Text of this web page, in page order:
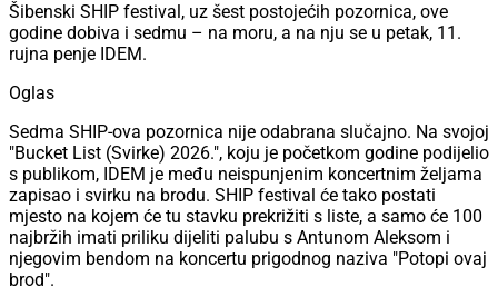
Šibenski SHIP festival, uz šest postojećih pozornica, ove
godine dobiva i sedmu – na moru, a na nju se u petak, 11.
rujna penje IDEM.
Oglas
Sedma SHIP-ova pozornica nije odabrana slučajno. Na svojoj
"Bucket List (Svirke) 2026.", koju je početkom godine podijelio
s publikom, IDEM je među neispunjenim koncertnim željama
zapisao i svirku na brodu. SHIP festival će tako postati
mjesto na kojem će tu stavku prekrižiti s liste, a samo će 100
najbržih imati priliku dijeliti palubu s Antunom Aleksom i
njegovim bendom na koncertu prigodnog naziva "Potopi ovaj
brod".